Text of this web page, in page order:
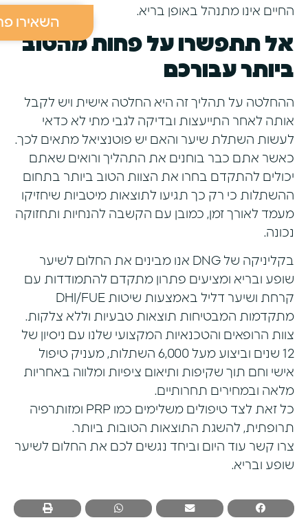
החיים אינו מתנהל באופן בריא.
אל תתפשרו על פחות מהטוב
ביותר עבורכם
ההחלטה על תהליך זה היא החלטה אישית ויש לקבל
אותה לאחר התייעצות ובדיקה לגבי מתי לא כדאי
לעשות השתלת שיער והאם יש פוטנציאל מתאים לכך.
כאשר אתם כבר בוחנים את התהליך ורואים שאתם
יכולים להתקדם בחרו את הצוות הטוב ביותר בתחום
ההשתלות כי רק כך תגיעו לתוצאות מיטביות שיחזיקו
מעמד לאורך זמן, כמובן עם הקשבה להנחיות ותחזוקה
נכונה.
בקליניקה של DNG אנו מבינים את החלום לשיער
שופע ובריא ומציעים פתרון מתקדם להתמודדות עם
קרחת ושיער דליל באמצעות שיטות DHI/FUE
מתקדמות המבטיחות תוצאות טבעיות וללא צלקות.
צוות הרופאים והטכנאיות המקצועי שלנו עם ניסיון של
12 שנים וביצוע מעל 6,000 השתלות, מעניק טיפול
אישי וחם תוך שקיפות ותיאום ציפיות ומלווה באחריות
מלאה ובמחירים תחרותיים.
כל זאת לצד טיפולים משלימים כמו PRP ומזותרפיה
תרופתית, להשגת התוצאות הטובות ביותר.
צרו קשר עוד היום וביחד נגשים לכם את החלום לשיער
שופע ובריא.
השאירו